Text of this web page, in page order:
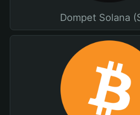
Dompet Solana